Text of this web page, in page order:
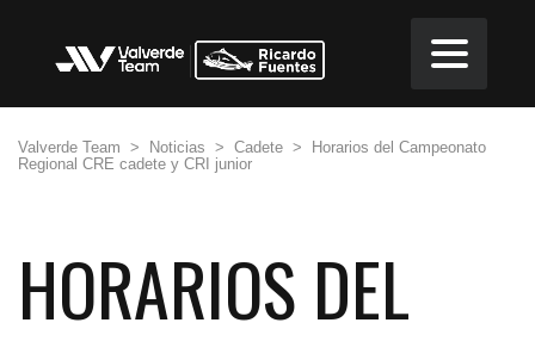
Valverde Team > Noticias > Cadete >
Horarios del Campeonato
Regional CRE cadete y CRI junior
HORARIOS DEL